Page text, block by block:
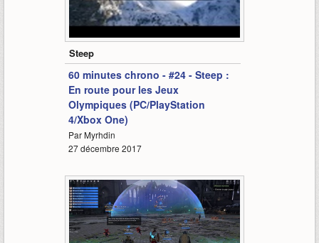
68:03
Steep
60 minutes chrono - #24 - Steep :
En route pour les Jeux
Olympiques (PC/PlayStation
4/Xbox One)
Par Myrhdin
27 décembre 2017